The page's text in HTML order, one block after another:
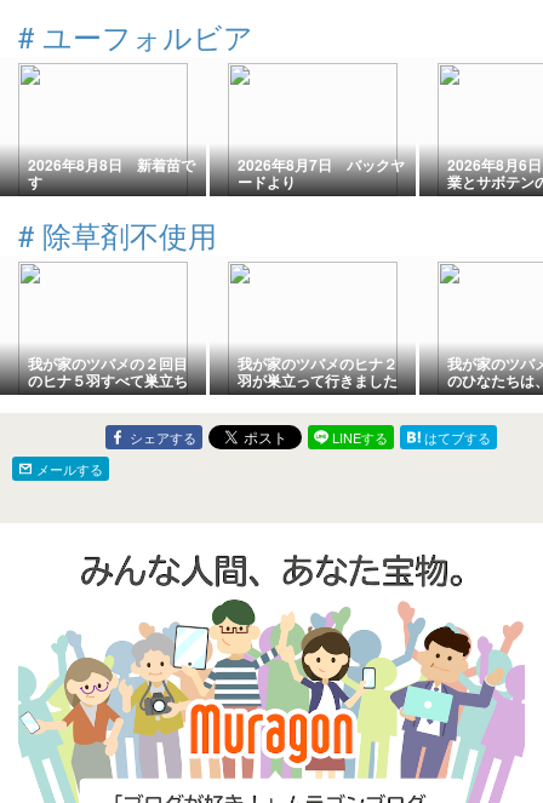
# ユーフォルビア
2026年8月8日 新着苗で
す
2026年8月7日 バックヤ
ードより
2026年8月6
業とサボテン
# 除草剤不使用
我が家のツバメの２回目
のヒナ５羽すべて巣立ち
ました
我が家のツバメのヒナ２
羽が巣立って行きました
我が家のツバ
のひなたちは
日が迫ってき
シェアする LINEする
はてブする
メールする